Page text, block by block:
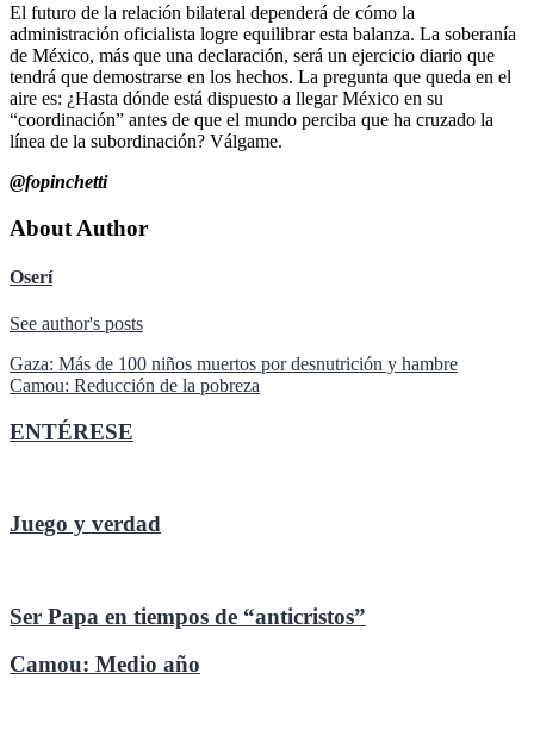
El futuro de la relación bilateral dependerá de cómo la
administración oficialista logre equilibrar esta balanza. La soberanía
de México, más que una declaración, será un ejercicio diario que
tendrá que demostrarse en los hechos. La pregunta que queda en el
aire es: ¿Hasta dónde está dispuesto a llegar México en su
“coordinación” antes de que el mundo perciba que ha cruzado la
línea de la subordinación? Válgame.
@fopinchetti
About Author
Oserí
See author's posts
Navegación
de
entradas
Gaza: Más de 100 niños muertos por desnutrición y hambre
Camou: Reducción de la pobreza
ENTÉRESE
Juego y verdad
Ser Papa en tiempos de “anticristos”
Camou: Medio año